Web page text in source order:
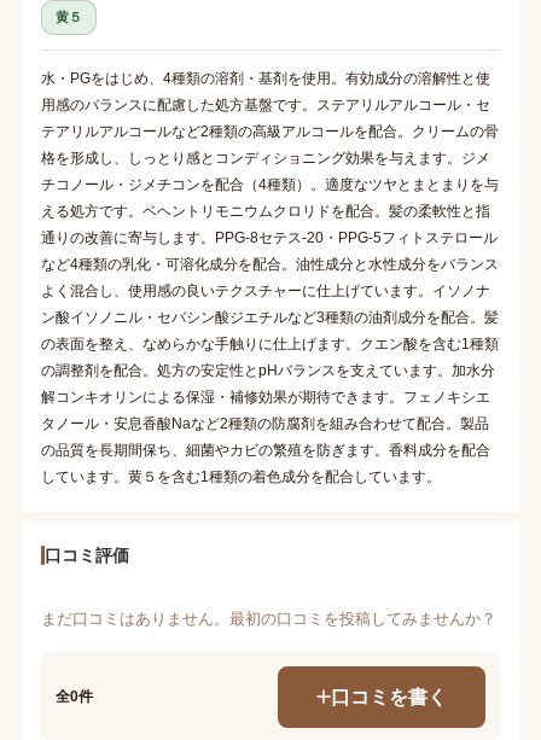
黄５
水・PGをはじめ、4種類の溶剤・基剤を使用。有効成分の溶解性と使
用感のバランスに配慮した処方基盤です。ステアリルアルコール・セ
テアリルアルコールなど2種類の高級アルコールを配合。クリームの骨
格を形成し、しっとり感とコンディショニング効果を与えます。ジメ
チコノール・ジメチコンを配合（4種類）。適度なツヤとまとまりを与
える処方です。ベヘントリモニウムクロリドを配合。髪の柔軟性と指
通りの改善に寄与します。PPG-8セテス-20・PPG-5フィトステロール
など4種類の乳化・可溶化成分を配合。油性成分と水性成分をバランス
よく混合し、使用感の良いテクスチャーに仕上げています。イソノナ
ン酸イソノニル・セバシン酸ジエチルなど3種類の油剤成分を配合。髪
の表面を整え、なめらかな手触りに仕上げます。クエン酸を含む1種類
の調整剤を配合。処方の安定性とpHバランスを支えています。加水分
解コンキオリンによる保湿・補修効果が期待できます。フェノキシエ
タノール・安息香酸Naなど2種類の防腐剤を組み合わせて配合。製品
の品質を長期間保ち、細菌やカビの繁殖を防ぎます。香料成分を配合
しています。黄５を含む1種類の着色成分を配合しています。
口コミ評価
まだ口コミはありません。最初の口コミを投稿してみませんか？
全0件 口コミを書く